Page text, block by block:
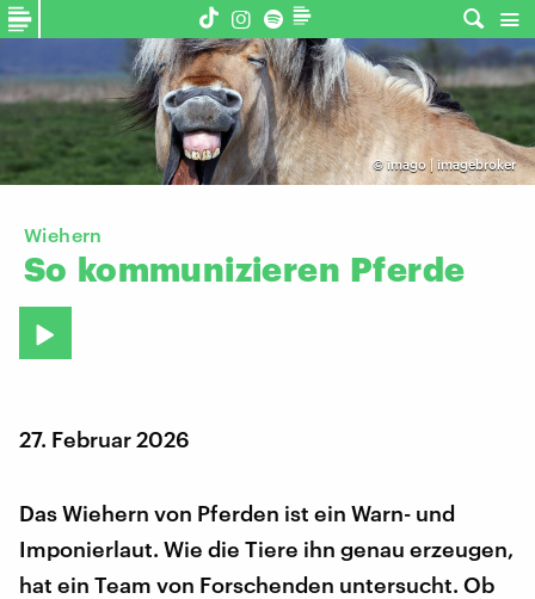
©imago | imagebroker
Wiehern
So kommunizieren Pferde
27. Februar 2026
Das Wiehern von Pferden ist ein Warn- und
Imponierlaut. Wie die Tiere ihn genau erzeugen,
hat ein Team von Forschenden untersucht. Ob